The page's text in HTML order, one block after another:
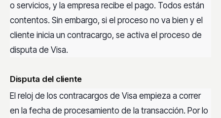
o servicios, y la empresa recibe el pago. Todos están
contentos. Sin embargo, si el proceso no va bien y el
cliente inicia un contracargo, se activa el proceso de
disputa de Visa.
Disputa del cliente
El reloj de los contracargos de Visa empieza a correr
en la fecha de procesamiento de la transacción. Por lo